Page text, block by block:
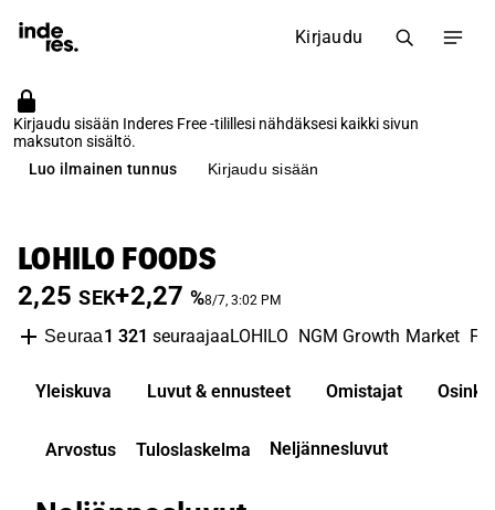
Kirjaudu
Kirjaudu sisään Inderes Free -tilillesi nähdäksesi kaikki sivun
maksuton sisältö.
Luo ilmainen tunnus
Kirjaudu sisään
LOHILO FOODS
2,25 SEK+2,27 %8/7, 3:02 PM
Seuraa1 321 seuraajaaLOHILO NGM Growth Market
Yleiskuva Luvut & ennusteet Omistajat Osinko
Arvostus Tuloslaskelma Neljännesluvut